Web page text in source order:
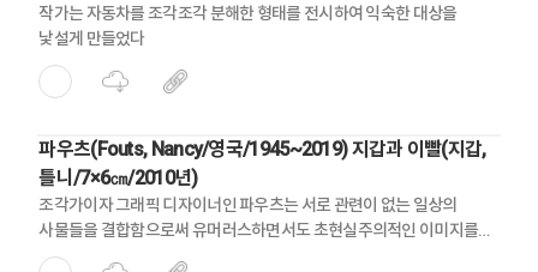
작가는 자동차를 조각조각 분해한 형태를 전시하여 익숙한 대상을
낯설게 만들었다
파우츠(Fouts, Nancy/영국/1945~2019) 지갑과 이빨(지갑,
틀니/7×6㎝/2010년)
조각가이자 그래픽 디자이너인 파우츠는 서로 관련이 없는 일상의
사물들을 결합함으로써 유머러스하면서도 초현실주의적인 이미지를
구현하였다.